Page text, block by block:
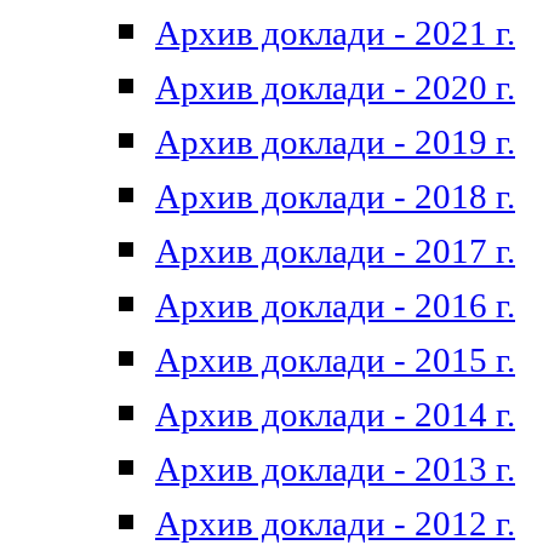
Архив доклади - 2021 г.
Архив доклади - 2020 г.
Архив доклади - 2019 г.
Архив доклади - 2018 г.
Архив доклади - 2017 г.
Архив доклади - 2016 г.
Архив доклади - 2015 г.
Архив доклади - 2014 г.
Архив доклади - 2013 г.
Архив доклади - 2012 г.